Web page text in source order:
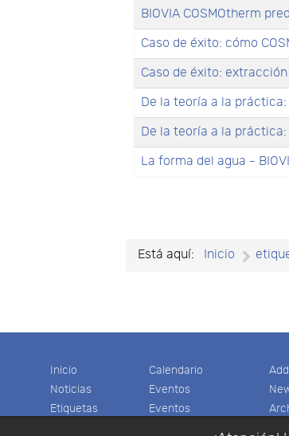
BIOVIA COSMOtherm
Caso de éxito: cómo
Caso de éxito:
De la teoría a la
De la teoría a la
La forma del agua -
Está aquí: Inicio
Inicio
Noticias
Etiquetas
Calendario
Eventos
Eventos